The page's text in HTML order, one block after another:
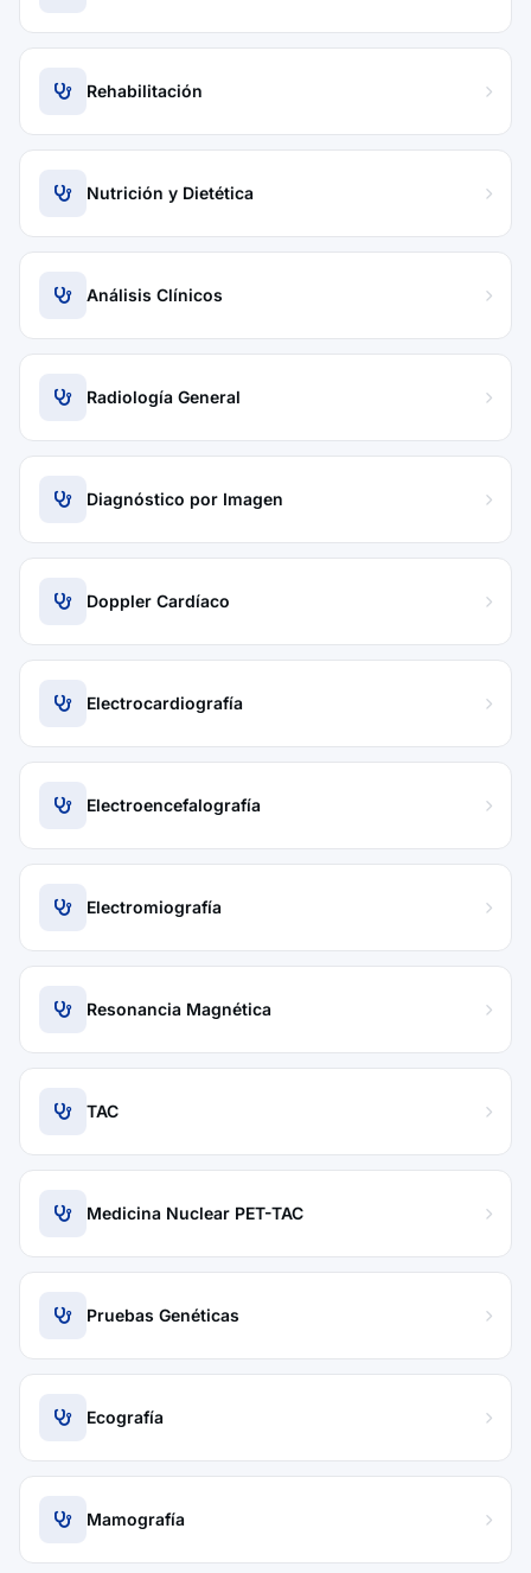
Rehabilitación
Nutrición y Dietética
Análisis Clínicos
Radiología General
Diagnóstico por Imagen
Doppler Cardíaco
Electrocardiografía
Electroencefalografía
Electromiografía
Resonancia Magnética
TAC
Medicina Nuclear PET-TAC
Pruebas Genéticas
Ecografía
Mamografía